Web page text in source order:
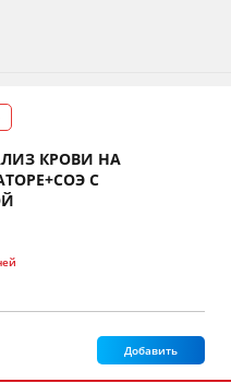
КРОВИ НА
С
Добавить